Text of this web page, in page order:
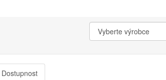
Dostupnost